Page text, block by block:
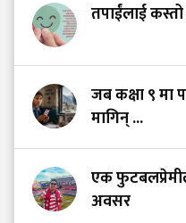
तपाईंलाई
जब कक्षा ९
मागिन् ...
एक
अवसर